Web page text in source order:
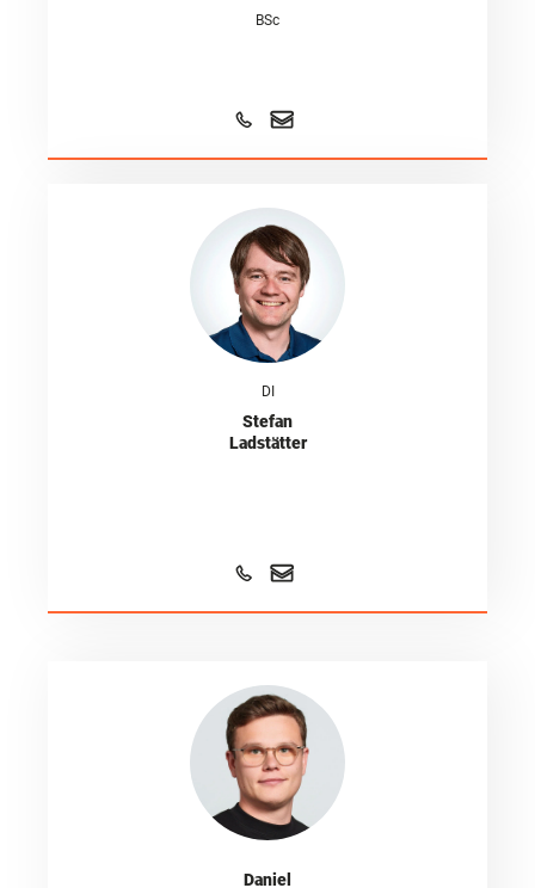
BSc
DI
Stefan
Ladstätter
Daniel